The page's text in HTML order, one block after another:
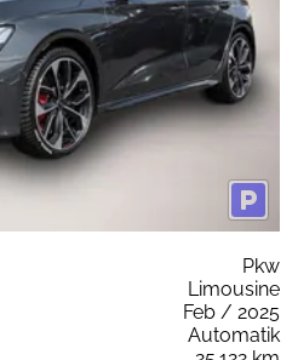
Pkw
Limousine
Feb / 2025
Automatik